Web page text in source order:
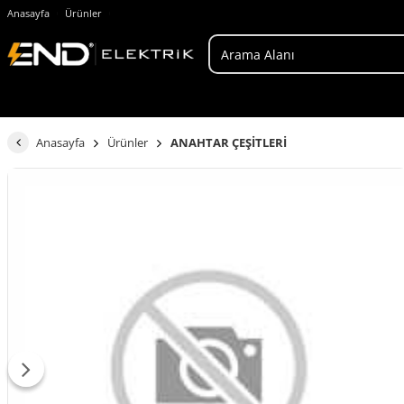
Anasayfa Ürünler
Anasayfa Ürünler ANAHTAR ÇEŞİTLERİ